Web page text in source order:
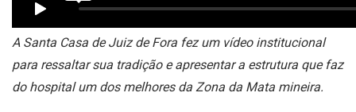
A Santa Casa de Juiz de Fora fez um vídeo institucional
para ressaltar sua tradição e apresentar a estrutura que faz
do hospital um dos melhores da Zona da Mata mineira.